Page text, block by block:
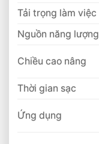
Tải trọng làm việc
Nguồn năng lượng
Chiều cao nâng
Thời gian sạc
Ứng dụng